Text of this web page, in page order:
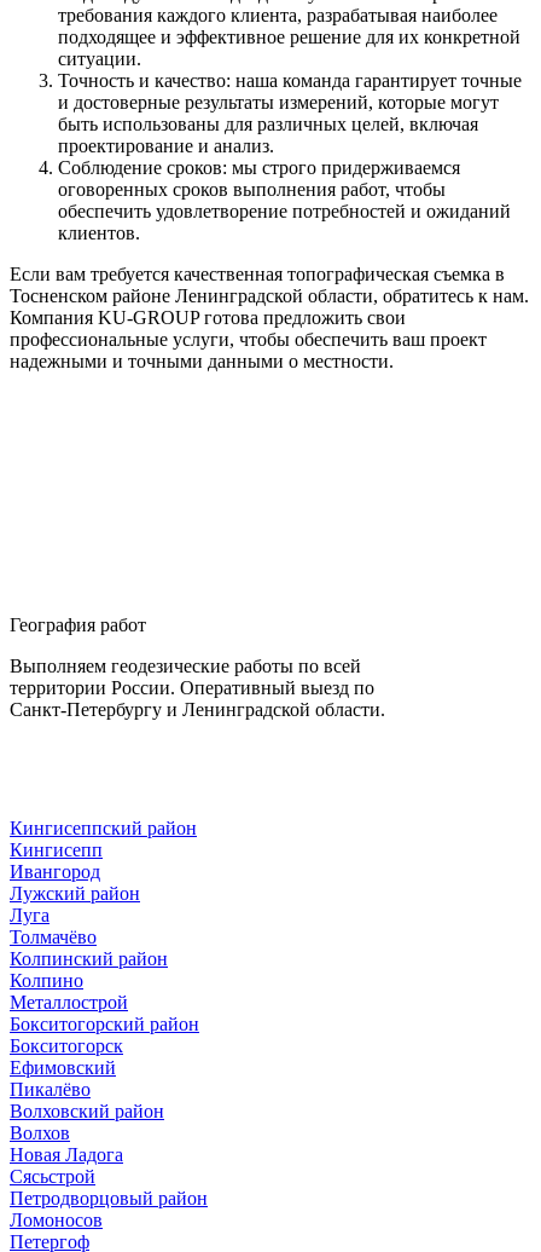
требования каждого клиента, разрабатывая наиболее
подходящее и эффективное решение для их конкретной
ситуации.
Точность и качество: наша команда гарантирует точные
и достоверные результаты измерений, которые могут
быть использованы для различных целей, включая
проектирование и анализ.
Соблюдение сроков: мы строго придерживаемся
оговоренных сроков выполнения работ, чтобы
обеспечить удовлетворение потребностей и ожиданий
клиентов.
Если вам требуется качественная топографическая съемка в
Тосненском районе Ленинградской области, обратитесь к нам.
Компания KU-GROUP готова предложить свои
профессиональные услуги, чтобы обеспечить ваш проект
надежными и точными данными о местности.
География работ
Выполняем геодезические работы по всей
территории России. Оперативный выезд по
Санкт-Петербургу и Ленинградской области.
Кингисеппский район
Кингисепп
Ивангород
Лужский район
Луга
Толмачёво
Колпинский район
Колпино
Металлострой
Бокситогорский район
Бокситогорск
Ефимовский
Пикалёво
Волховский район
Волхов
Новая Ладога
Сясьстрой
Петродворцовый район
Ломоносов
Петергоф